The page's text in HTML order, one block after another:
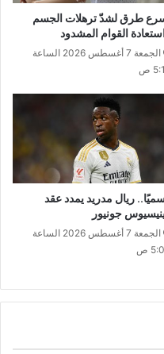
طرق لشدّ ترهلات الجسم
القوام المشدود
الجمعة 7 أغسطس 2026 الساعة
ص
ريال مدريد يمدد عقد
جونيور
الجمعة 7 أغسطس 2026 الساعة
ص